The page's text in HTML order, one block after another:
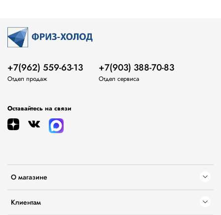
О магазине
Клиентам
+7(962) 559-63-13
Отдел продаж
+7(903) 388-70-83
Отдел сервиса
Оставайтесь на связи